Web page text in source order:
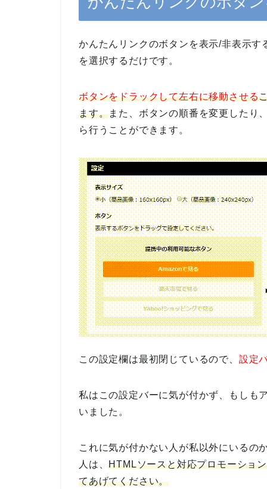
かんたんリンクのボタンを表示/非表示す
を選択するだけです。
ボタンをドラックして左右に移動させる
ます。また、ボタンの順番を変更したり
ら行うことができます。
この設定欄は最初閉じているので、 設定
私はこの設定バーに気が付かず、もしも
いました。
これに気が付かない人が私以外にいる
人は、HTMLソースと対応プロモーショ
てあげてください。